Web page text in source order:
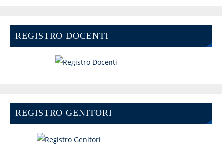
REGISTRO DOCENTI
REGISTRO GENITORI